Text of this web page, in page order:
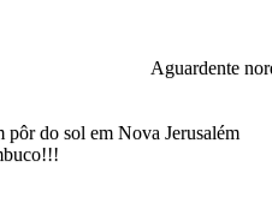
Aguardente
pôr do sol em Nova Jerusalém